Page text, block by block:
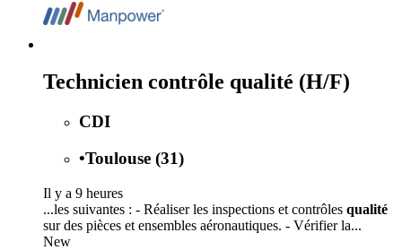
Technicien contrôle qualité (H/F)
CDI
•Toulouse (31)
Il y a 9 heures
...les suivantes : - Réaliser les inspections et contrôles qualité
sur des pièces et ensembles aéronautiques. - Vérifier la...
New